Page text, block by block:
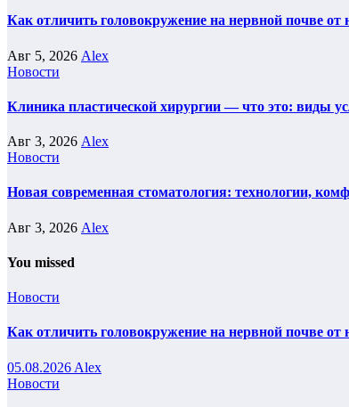
Как отличить головокружение на нервной почве от
Авг 5, 2026 Alex
Новости
Клиника пластической хирургии — что это: виды
Авг 3, 2026 Alex
Новости
Новая современная стоматология: технологии,
Авг 3, 2026 Alex
You missed
Новости
Как отличить головокружение на нервной почве от
05.08.2026 Alex
Новости